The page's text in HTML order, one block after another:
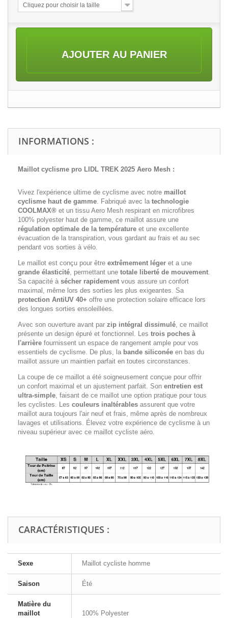
Cliquez pour choisir la taille
AJOUTER AU PANIER
INFORMATIONS :
Maillot cyclisme pro LIDL TREK 2025 Aero Mesh :
Vivez l'expérience ultime de cyclisme avec notre maillot
cyclisme haut de gamme. Fabriqué avec la technologie
COOLMAX® et un tissu Aero Mesh respirant en microfibres
100% polyester haut de gamme, ce maillot assure une
régulation optimale de la température et une excellente
évacuation de la transpiration, vous gardant au frais et au sec
pendant vos sorties à vélo.
Le maillot est conçu pour être extrêmement léger et a une
grande élasticité, permettant une totale liberté de mouvement.
Sa capacité à sécher rapidement vous assure un confort
maximal, même lors des sorties les plus exigeantes. Sa
protection AntiUV 40+ offre une protection solaire efficace lors
des longues sorties ensoleillées.
Avec son ouverture avant par zip intégral dissimulé, ce maillot
présente un design épuré et fonctionnel. Les trois poches à
l'arrière fournissent un espace de rangement ample pour vos
essentiels de cyclisme. De plus, la bande siliconée en bas du
maillot assure un maintien parfait en toutes circonstances.
La coupe de ce maillot a été soigneusement conçue pour offrir
un confort maximal et un ajustement parfait. Son entretien est
ultra-simple, faisant de ce maillot une option pratique pour tous
les cyclistes. Les couleurs inaltérables assurent que votre
maillot aura toujours l'air neuf et frais, même après de nombreux
lavages et utilisations. Élevez votre expérience de cyclisme à un
niveau supérieur avec ce maillot cycliste aéro.
CARACTÉRISTIQUES :
Sexe Maillot cycliste homme
Saison Été
Matière du
maillot
100% Polyester